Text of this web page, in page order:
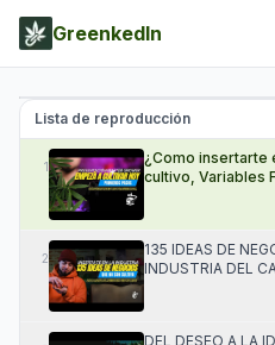
GreenkedIn
¿Como insertarte en la
cultivo, Variables
Lista de reproducción
1
¿Como insertarte
cultivo, Variables
2
135 IDEAS DE
INDUSTRIA DEL
DEL DESEO A LA